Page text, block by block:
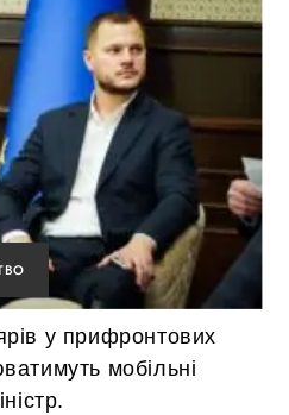
у прифронтових
мобільні